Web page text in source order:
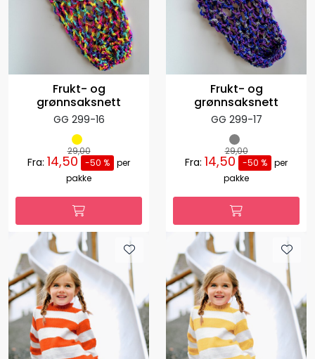
Frukt- og
grønnsaksnett
GG 299-16
29,00
Fra: 14,50 -50 % per
pakke
Frukt- og
grønnsaksnett
GG 299-17
29,00
Fra: 14,50 -50 % per
pakke